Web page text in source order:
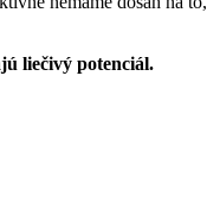
liečivý potenciál.